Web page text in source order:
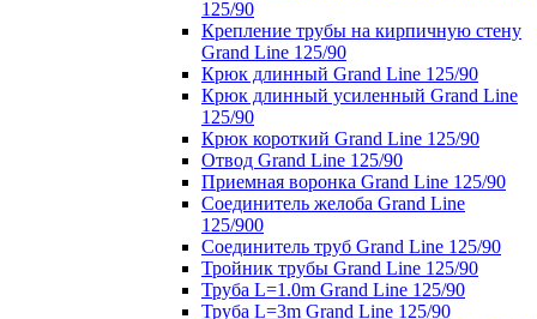
125/90
Крепление трубы на кирпичную стену
Grand Line 125/90
Крюк длинный Grand Line 125/90
Крюк длинный усиленный Grand Line
125/90
Крюк короткий Grand Line 125/90
Отвод Grand Line 125/90
Приемная воронка Grand Line 125/90
Соединитель желоба Grand Line
125/900
Соединитель труб Grand Line 125/90
Тройник трубы Grand Line 125/90
Труба L=1.0m Grand Line 125/90
Труба L=3m Grand Line 125/90